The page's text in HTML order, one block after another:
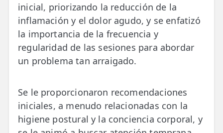
inicial, priorizando la reducción de la
inflamación y el dolor agudo, y se enfatizó
la importancia de la frecuencia y
regularidad de las sesiones para abordar
un problema tan arraigado.
Se le proporcionaron recomendaciones
iniciales, a menudo relacionadas con la
higiene postural y la conciencia corporal, y